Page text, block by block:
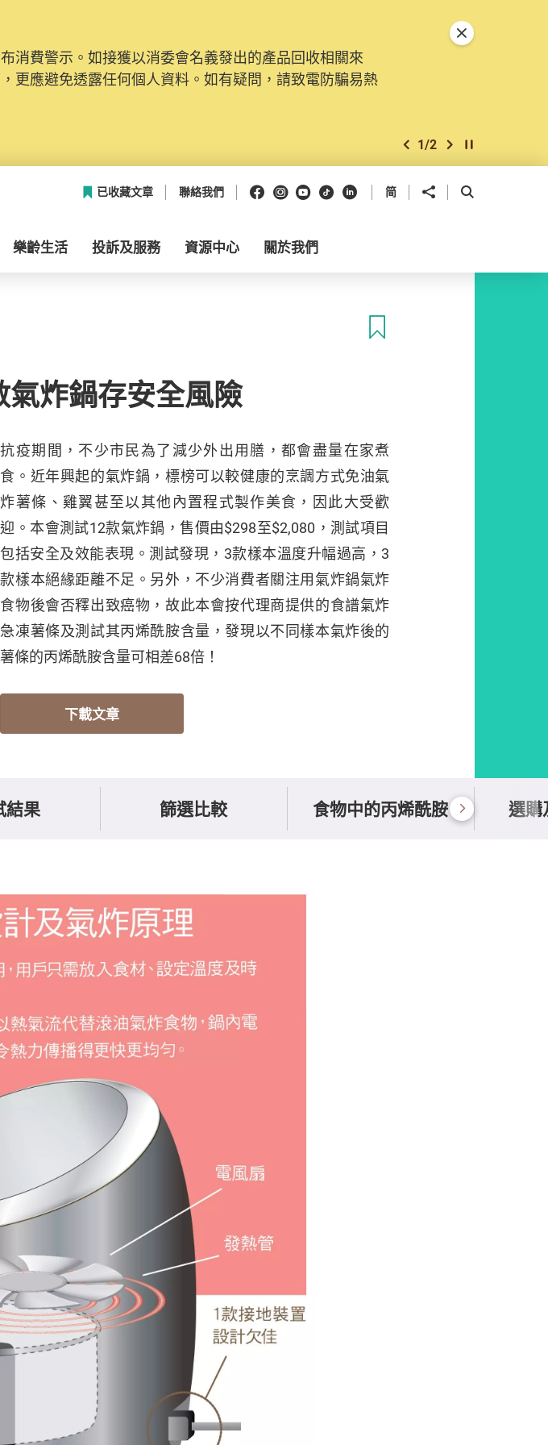
消費警示。如接獲以消委會名義發出的產品回收相關來
更應避免透露任何個人資料。如有疑問，請致電防騙易熱
上一個
1/2 下一個開始/暫停幻燈
關閉特別通告
已收藏文章 聯絡我們 Facebook
Instagram
Youtube
抖音領英 简 分享到 開啟搜尋框
樂齡生活 投訴及服務 資源中心 關於我們
炸鍋存安全風險
抗疫期間，不少市民為了減少外出用膳，都會盡量在家煮
食。近年興起的氣炸鍋，標榜可以較健康的烹調方式免油氣
炸薯條、雞翼甚至以其他內置程式製作美食，因此大受歡
迎。本會測試12款氣炸鍋，售價由$298至$2,080，測試項目
包括安全及效能表現。測試發現，3款樣本溫度升幅過高，3
款樣本絕緣距離不足。另外，不少消費者關注用氣炸鍋氣炸
食物後會否釋出致癌物，故此本會按代理商提供的食譜氣炸
急凍薯條及測試其丙烯酰胺含量，發現以不同樣本氣炸後的
薯條的丙烯酰胺含量可相差68倍！
下載文章
結果 篩選比較 食物中的丙烯酰胺 選購